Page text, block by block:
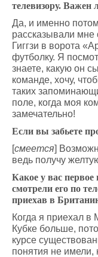
телевизору. Важен
Да, и именно
рассказывали мне
Гиггзи в ворота
футболку. Я
знаете, какую он
команде, хочу,
таких
поле, когда моя
замечательно!
Если вы забьете
[смеется]
ведь получу
Какое у вас
смотрели его по
приехав в
Когда я приехал в
Кубке больше,
курсе
понятия не имели,